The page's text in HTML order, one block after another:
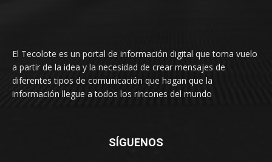
El Tecolote es un portal de información digital que toma vuelo
a partir de la idea y la necesidad de crear mensajes de
diferentes tipos de comunicación que hagan que la
información llegue a todos los rincones del mundo
SÍGUENOS